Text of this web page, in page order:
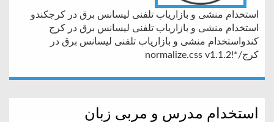
استخدام منشی و بازاریاب تلفنی لیسانس برق در کرجکندو
استخدام منشی و بازاریاب تلفنی لیسانس برق در کرج
کندواستخدام منشی و بازاریاب تلفنی لیسانس برق در
کرج/*!normalize.css v1.1.2
استخدام مدرس و مربی زبان